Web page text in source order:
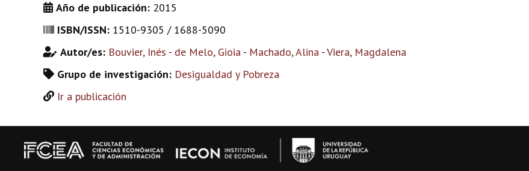
Año de publicación: 2015
ISBN/ISSN: 1510-9305 / 1688-5090
Autor/es: Bouvier, Inés - de Melo, Gioia - Machado, Alina -Viera, Magdalena
Grupo de investigación: Desigualdad y Pobreza
Ir a publicación